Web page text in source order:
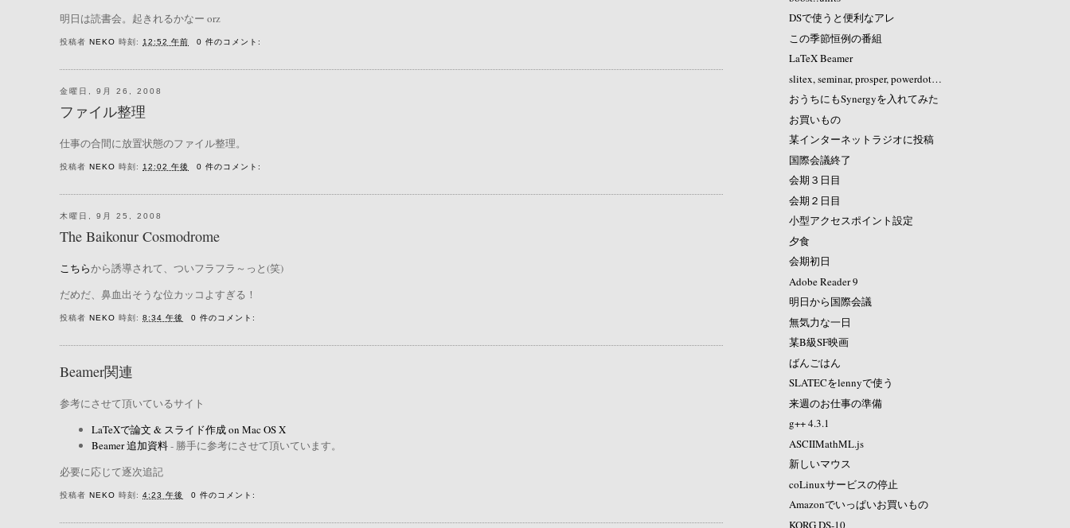
明日は読書会。起きれるかなー orz
投稿者 NEKO 時刻: 12:52 午前 0 件のコメント:
金曜日, 9月 26, 2008
ファイル整理
仕事の合間に放置状態のファイル整理。
投稿者 NEKO 時刻: 12:02 午後 0 件のコメント:
木曜日, 9月 25, 2008
The Baikonur Cosmodrome
こちらから誘導されて、ついフラフラ～っと(笑)
だめだ、鼻血出そうな位カッコよすぎる！
投稿者 NEKO 時刻:8:34 午後 0 件のコメント:
Beamer関連
参考にさせて頂いているサイト
LaTeXで論文 & スライド作成 on Mac OS X
Beamer 追加資料- 勝手に参考にさせて頂いています。
必要に応じて逐次追記
投稿者 NEKO 時刻:4:23 午後 0 件のコメント:
DSで使うと便利なアレ
この季節恒例の番組
LaTeX Beamer
slitex, seminar, prosper, powerdot…
おうちにもSynergyを入れてみた
お買いもの
某インターネットラジオに投稿
国際会議終了
会期３日目
会期２日目
小型アクセスポイント設定
夕食
会期初日
Adobe Reader 9
明日から国際会議
無気力な一日
某B級SF映画
ばんごはん
SLATECをlennyで使う
来週のお仕事の準備
g++ 4.3.1
ASCIIMathML.js
新しいマウス
coLinuxサービスの停止
Amazonでいっぱいお買いもの
KORG DS-10